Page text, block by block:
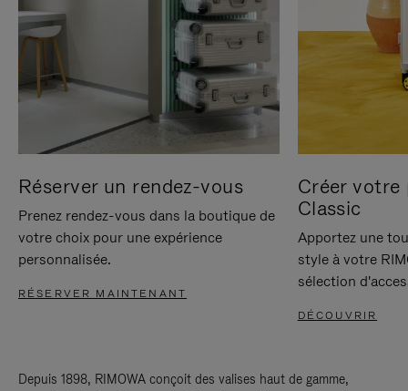
Réserver un rendez-vous
Prenez rendez-vous dans la boutique de
votre choix pour une expérience
personnalisée.
RÉSERVER MAINTENANT
Créer votre
Classic
Apportez une
style à votre
sélection
DÉCOUVRIR
Depuis 1898, RIMOWA conçoit des valises haut de gamme,